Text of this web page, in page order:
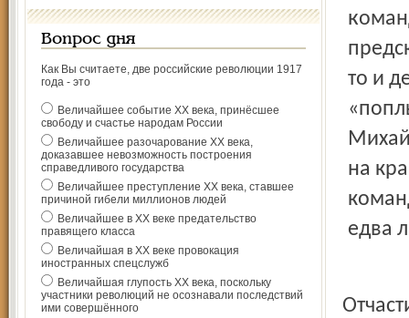
Вопрос дня
Как Вы считаете, две российские революции 1917
года - это
Величайшее событие ХХ века, принёсшее
свободу и счастье народам России
Величайшее разочарование ХХ века,
доказавшее невозможность построения
справедливого государства
Величайшее преступление ХХ века, ставшее
причиной гибели миллионов людей
Величайшее в ХХ веке предательство
правящего класса
Величайшая в ХХ веке провокация
иностранных спецслужб
Величайшая глупость ХХ века, поскольку
участники революций не осознавали последствий
ими совершённого
команды возникли там, где их никто не ждал:
то и
на
едва